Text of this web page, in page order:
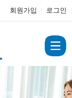
회원가입 로그인